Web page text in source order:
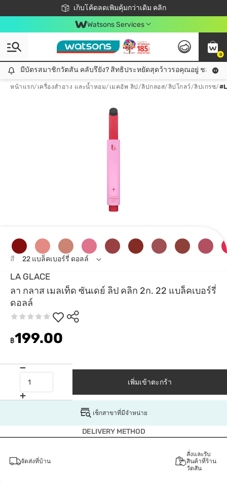
เก็บโค้ดลดเพิ่มคุ้มกว่าเดิม คลิก
ชอปออนไลน์ครั้งแรก ลดเพิ่มจุก ๆ 10%! 🎉
📦ส่งฟรี! เมื่อชอป 499฿
สมาชิกวัตสัน คลับดียังไง?
Watsons Services
0
มีบัตรสมาชิกวัตสัน คลับรึยัง? สิทธิประหยัดสุดว้าวรอคุณอยู่ ชอปคุ้มกว่าเดิม คลิก!
มีบัตรสมาชิกวัตสัน คลับรึยัง? สิทธิประหยัดสุดว้าวรอคุณอยู่ ชอปคุ้มก
หน้าแรก/ เครื่องสำอาง และน้ำหอม/ เมคอัพ ลิป /ลิปกลอส/ลิปโกลว์/ลิปเกรซ/
LA GLACE
ลา กลาส เมลเท็ด ซันเดย์ ลิป คลิก 2ก. 22 แบล็คเบอร์รี่
ดอลล์
฿199.00
สี 22 แบล็คเบอร์รี่ ดอลล์
เพิ่มเข้าตะกร้า
เช็กสาขาที่มีจำหน่าย
DELIVERY METHOD
จัดส่งที่บ้าน
สั่งและรับ
สินค้าที่ร้าน
วัตสัน